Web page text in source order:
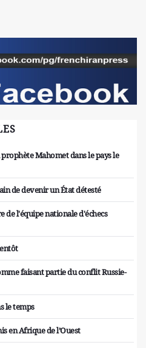
Mahomet dans le pays le
de devenir un État détesté
de l'équipe nationale d'échecs
faisant partie du conflit Russie-
le temps
en Afrique de l’Ouest